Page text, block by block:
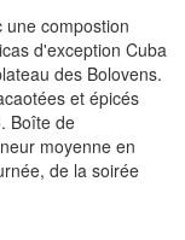
compostion
d'exception Cuba
des Bolovens.
et épicés
Boîte de
moyenne en
de la soirée